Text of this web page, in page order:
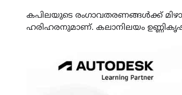
കപിലയുടെ രംഗാവതരണങ്ങൾക്ക്
ഹരിഹരനുമാണ്. കലാനിലയം